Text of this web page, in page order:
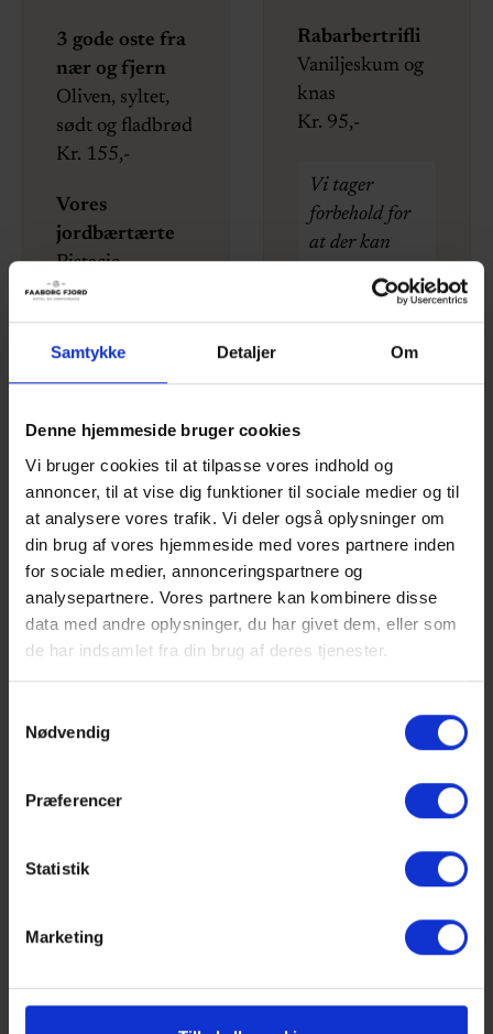
Samtykke Detaljer Om
Denne hjemmeside bruger cookies
Vi bruger cookies til at tilpasse vores indhold og
annoncer, til at vise dig funktioner til sociale medier og til
at analysere vores trafik. Vi deler også oplysninger om
din brug af vores hjemmeside med vores partnere inden
for sociale medier, annonceringspartnere og
analysepartnere. Vores partnere kan kombinere disse
data med andre oplysninger, du har givet dem, eller som
de har indsamlet fra din brug af deres tjenester.
Nødvendig
Præferencer
Statistik
Marketing
3 gode oste fra
nær og fjern
Oliven, syltet,
sødt og fladbrød
Kr. 155,-
Vores
jordbærtærte
Pistacie,
appelsin og
vanilje
Kr. 95,-
Vi tager
forbehold for
at der kan
forekomme
små
ændringer i
menuen.
Rabarbertrifli
Vaniljeskum og
knas
Kr. 95,-
Vi tager
forbehold for
at der kan
ændringer i
brasserieretter
twist
I Brasseriet
bronze
Brasseriet